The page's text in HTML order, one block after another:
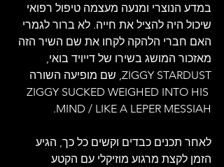
במדע הנוצרי ומנעה מעצמה טיפול רפואי
שיכול היה להציל את חייה. לא ברור לגמרי
האם חברי הלהקה לקחו את שם השיר הזה
מאזכור המושג בשירו של דייויד בואי,
ZIGGY STARDUST, שם מופיעה השורה
ZIGGY SUCKED WEIGHED INTO HIS
MIND / LIKE A LEPER MESSIAH.
לאחר תכנים כבדים וקשים כל כך, הגיע
הזמן לקצת מרגוע מוזיקלי עם הקטע